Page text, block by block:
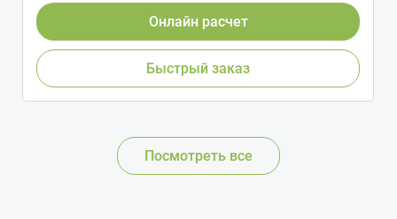
Онлайн расчет
Быстрый заказ
Посмотреть все